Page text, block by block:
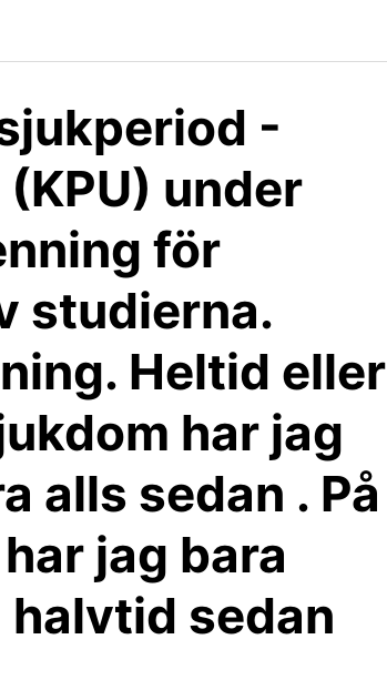
-
under
för
studierna.
Heltid eller
har jag
alls sedan . På
jag bara
sedan